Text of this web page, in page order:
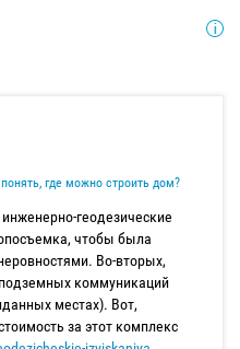
где можно строить дом?
геодезические
чтобы была
Во-вторых,
коммуникаций
местах). Вот,
за этот комплекс